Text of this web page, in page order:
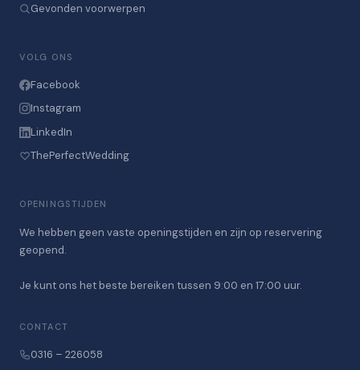
Gevonden voorwerpen
VOLG ONS
Facebook
Instagram
LinkedIn
ThePerfectWedding
OPENINGSTIJDEN
We hebben geen vaste openingstijden en zijn op reservering
geopend.
Je kunt ons het beste bereiken tussen 9:00 en 17:00 uur.
CONTACT
0316 – 226058